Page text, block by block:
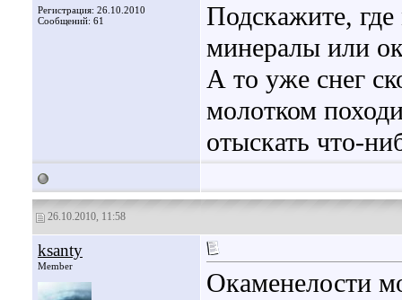
Регистрация: 26.10.2010
Сообщений: 61
Подскажите,
минералы или
А то уже снег
молотком
отыскать что-
26.10.2010, 11:58
ksanty
Member
Окаменелости